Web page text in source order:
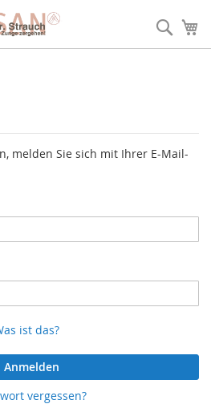
melden Sie sich mit Ihrer E-Mail-
ist das?
Anmelden
vergessen?